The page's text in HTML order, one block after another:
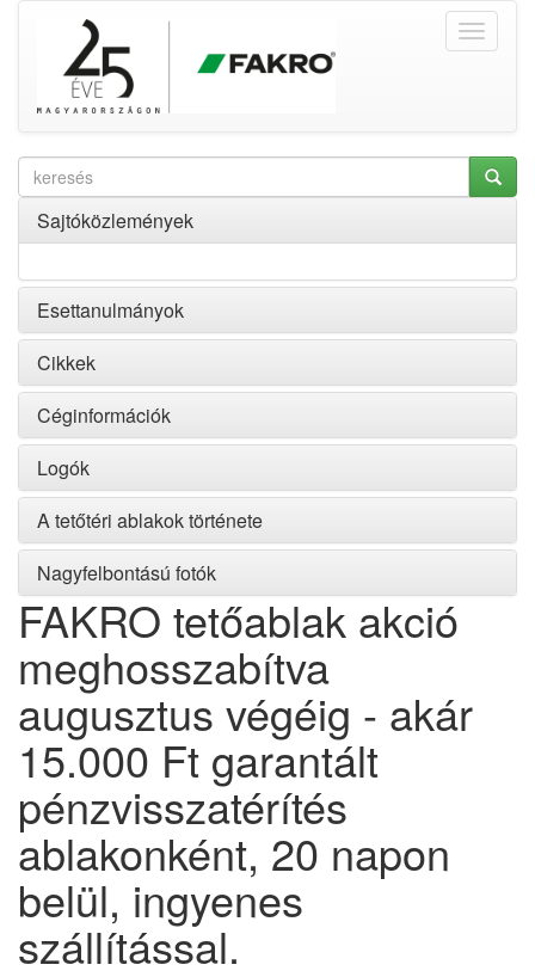
Sajtóközlemények
Esettanulmányok
Cikkek
Céginformációk
Logók
A tetőtéri ablakok története
Nagyfelbontású fotók
FAKRO tetőablak akció
meghosszabítva
augusztus végéig - akár
15.000 Ft garantált
pénzvisszatérítés
ablakonként, 20 napon
belül, ingyenes
szállítással.